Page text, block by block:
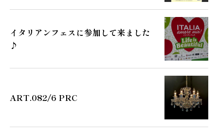
イタリアンフェスに参加して来ました
♪
ART.082/6 PRC